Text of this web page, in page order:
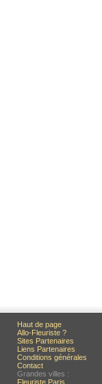
Haut de page
Allo-Fleuriste ?
Sites Partenaires
Liens Partenaires
Conditions générales
Contact
Grandes villes :
Fleuriste Paris